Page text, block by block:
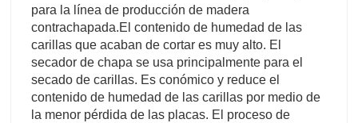
para la línea de producción de madera
contrachapada.El contenido de humedad de las
carillas que acaban de cortar es muy alto. El
secador de chapa se usa principalmente para el
secado de carillas. Es conómico y reduce el
contenido de humedad de las carillas por medio de
la menor pérdida de las placas. El proceso de